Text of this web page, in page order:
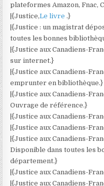
plateformes Amazon, Fnac,
|{Justice,Le livre.}
|{Justice : un magistrat
toutes les bonnes
|{Justice aux Canadiens-
sur internet.}
|{Justice aux Canadiens-
emprunter en bibliothèque.}
|{Justice aux Canadiens-
Ouvrage de référence.}
|{Justice aux Canadiens-
|{Justice aux Canadiens-
|{Justice aux Canadiens-
Disponible dans toutes les
département.}
|{Justice aux Canadiens-
|{Justice aux Canadiens-